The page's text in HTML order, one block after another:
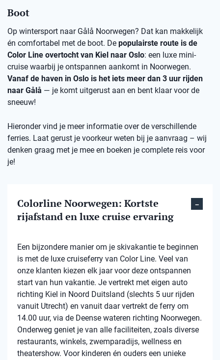
Boot
Op wintersport naar Gålå Noorwegen? Dat kan makkelijk
én comfortabel met de boot. De populairste route is de
Color Line overtocht van Kiel naar Oslo: een luxe mini-
cruise waarbij je ontspannen aankomt in Noorwegen.
Vanaf de haven in Oslo is het iets meer dan 3 uur rijden
naar Gålå — je komt uitgerust aan en bent klaar voor de
sneeuw!
Hieronder vind je meer informatie over de verschillende
ferries. Laat gerust je voorkeur weten bij je aanvraag – wij
denken graag met je mee en boeken je complete reis voor
je!
Colorline Noorwegen: Kortste
rijafstand en luxe cruise ervaring
Een bijzondere manier om je skivakantie te beginnen
is met de luxe cruiseferry van Color Line. Veel van
onze klanten kiezen elk jaar voor deze ontspannen
start van hun vakantie. Je vertrekt met eigen auto
richting Kiel in Noord Duitsland (slechts 5 uur rijden
vanuit Utrecht) en vanuit daar vertrekt de ferry om
14.00 uur, via de Deense wateren richting Noorwegen.
Onderweg geniet je van alle faciliteiten, zoals diverse
restaurants, winkels, zwemparadijs, wellness en
theatershow. Voor kinderen én ouders een unieke